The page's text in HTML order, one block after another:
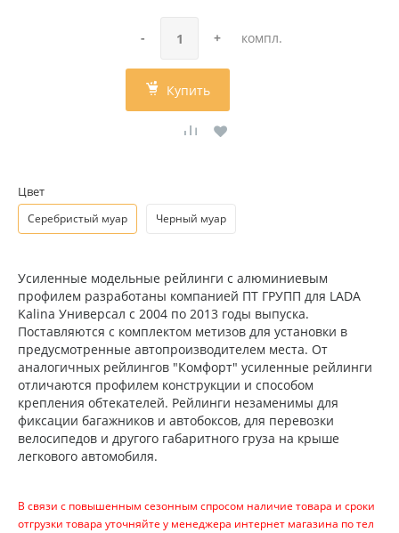
- + компл.
Купить
Цвет
Серебристый муар Черный муар
Усиленные модельные рейлинги с алюминиевым
профилем разработаны компанией ПТ ГРУПП для LADA
Kalina Универсал c 2004 по 2013 годы выпуска.
Поставляются с комплектом метизов для установки в
предусмотренные автопроизводителем места. От
аналогичных рейлингов "Комфорт" усиленные рейлинги
отличаются профилем конструкции и способом
крепления обтекателей. Рейлинги незаменимы для
фиксации багажников и автобоксов, для перевозки
велосипедов и другого габаритного груза на крыше
легкового автомобиля.
В связи с повышенным сезонным спросом наличие товара и сроки
отгрузки товара уточняйте у менеджера интернет магазина по тел